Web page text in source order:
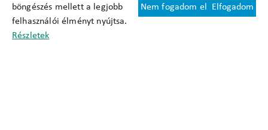
böngészés mellett a legjobb
felhasználói élményt nyújtsa.
Részletek
Nem fogadom el Elfogadom
Felhasználási feltételek